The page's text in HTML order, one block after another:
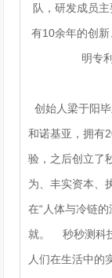
队，研发成员
有10余年的创
明专
创始人梁于阳
和诺基亚，拥有
验，之后创立了
为、丰实资本、
在“人体与冷链
就。 秒秒测科
人们在生活中的